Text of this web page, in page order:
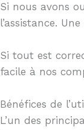
Si nous avons
l’assistance.
Si tout est
facile à nos
Bénéfices de
L’un des